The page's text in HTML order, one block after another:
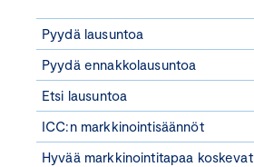
Pyydä lausuntoa
Pyydä ennakkolausuntoa
Etsi lausuntoa
ICC:n markkinointisäännöt
Hyvää markkinointitapaa koskevat